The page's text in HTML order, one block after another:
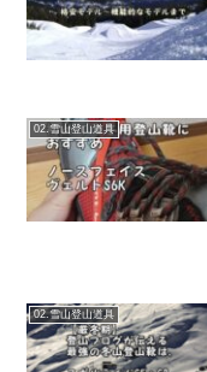
02.雪山登山道具
02.雪山登山道具